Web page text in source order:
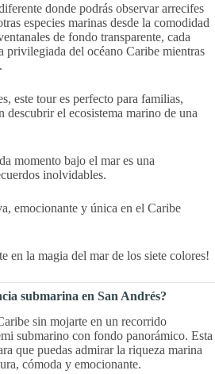
donde podrás observar arrecifes
especies marinas desde la comodidad
de fondo transparente, cada
privilegiada del océano Caribe mientras
este tour es perfecto para familias,
descubrir el ecosistema marino de una
momento bajo el mar es una
inolvidables.
emocionante y única en el Caribe
en la magia del mar de los siete colores!
submarina en San Andrés?
sin mojarte en un recorrido
submarino con fondo panorámico. Esta
que puedas admirar la riqueza marina
cómoda y emocionante.